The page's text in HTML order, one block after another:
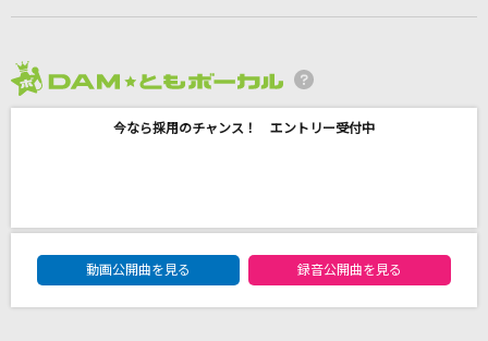
残酷な天使のテーゼ
いつか
今なら採用のチャンス！ エントリー受付中
DAM★ともボーカルエントリーランキング
動画公開曲を見る
録音公開曲を見る